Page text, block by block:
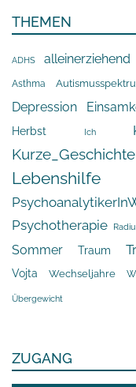
THEMEN
ADHS alleinerziehend
Asthma
Depression
Herbst Ich
Lebenshilfe
Psychotherapie
Sommer Traum
Vojta Wechseljahre
Übergewicht
ZUGANG